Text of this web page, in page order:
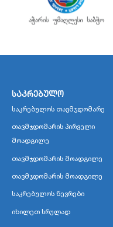
საკრებულო
საკრებულოს თავმჯდომარე
თავმჯდომარის პირველი
მოადგილე
თავმჯდომარის მოადგილე
თავმჯდომარის მოადგილე
საკრებულოს წევრები
იხილეთ სრულად